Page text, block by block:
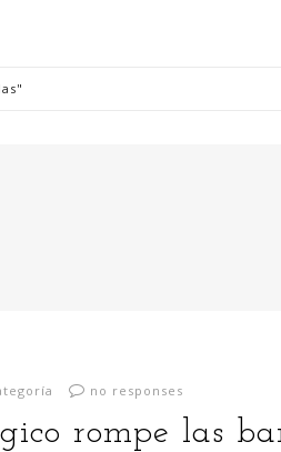
no responses
rompe las